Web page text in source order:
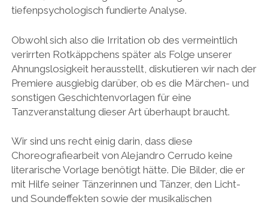
tiefenpsychologisch fundierte Analyse.
Obwohl sich also die Irritation ob des vermeintlich
verirrten Rotkäppchens später als Folge unserer
Ahnungslosigkeit herausstellt, diskutieren wir nach der
Premiere ausgiebig darüber, ob es die Märchen- und
sonstigen Geschichtenvorlagen für eine
Tanzveranstaltung dieser Art überhaupt braucht.
Wir sind uns recht einig darin, dass diese
Choreografiearbeit von Alejandro Cerrudo keine
literarische Vorlage benötigt hätte. Die Bilder, die er
mit Hilfe seiner Tänzerinnen und Tänzer, den Licht-
und Soundeffekten sowie der musikalischen